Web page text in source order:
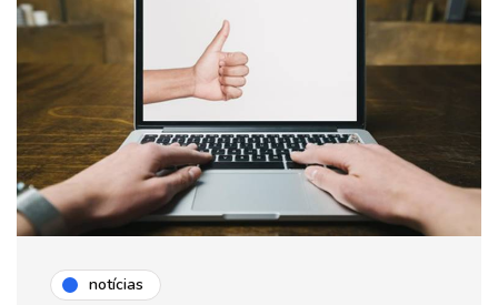
notícias